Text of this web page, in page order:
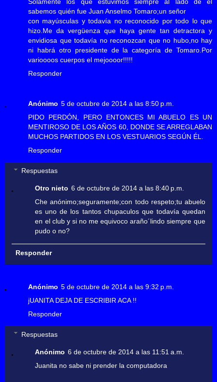
Solamente los que estuvimos siempre al lado de él
sabemos quién fue Juan Anselmo Tomaro;un señor
con mayúsculas y todavía no reconocido por todo lo que
hizo.Me da vergüenza que haya gente tan detractora y
envidiosa que todavía no reconozcan que no hubo,no hay
ni habrá otro presidente de la categoría de Tomaro.Por
varioooos cuerpos el mejoooor!!!!!
Responder
Anónimo 5 de octubre de 2014 a las 8:50 p.m.
PIDO PERDÓN, PERO ENTONCES MI ABUELO ES UN
MENTIROSO DE LOS AÑOS 60, DONDE SE ARREGLABAN
MUCHOS PARTIDOS EN LOS VESTUARIOS SEGÚN ÉL.
Responder
Respuestas
Otro nieto 6 de octubre de 2014 a las 8:40 p.m.
Che anónimo;seguramente;con todo respeto;tu abuelo
es uno de los tantos chupaculos que todavía quedan
en el club y si no me equivoco araño´lindo siempre que
pudo o no?
Responder
Anónimo 5 de octubre de 2014 a las 9:32 p.m.
jUANITA DEJA DE ESCRIBIR ACA !!
Responder
Respuestas
Anónimo 6 de octubre de 2014 a las 11:51 a.m.
Juanita no sabe ni prender la computadora